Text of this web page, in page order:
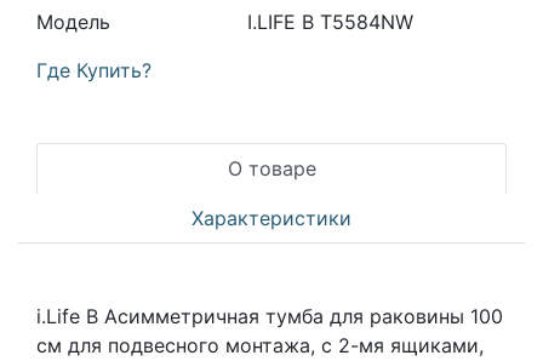
Модель
I.LIFE B T5584NW
Где Купить?
О товаре
Характеристики
i.Life B Асимметричная тумба для раковины 100
см для подвесного монтажа, с 2-мя ящиками,